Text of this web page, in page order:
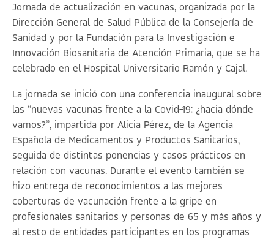
Jornada de actualización en vacunas, organizada por la
Dirección General de Salud Pública de la Consejería de
Sanidad y por la Fundación para la Investigación e
Innovación Biosanitaria de Atención Primaria, que se ha
celebrado en el Hospital Universitario Ramón y Cajal.
La jornada se inició con una conferencia inaugural sobre
las “nuevas vacunas frente a la Covid-19: ¿hacia dónde
vamos?”, impartida por Alicia Pérez, de la Agencia
Española de Medicamentos y Productos Sanitarios,
seguida de distintas ponencias y casos prácticos en
relación con vacunas. Durante el evento también se
hizo entrega de reconocimientos a las mejores
coberturas de vacunación frente a la gripe en
profesionales sanitarios y personas de 65 y más años y
al resto de entidades participantes en los programas